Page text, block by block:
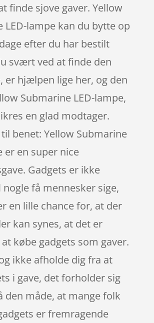
finde sjove gaver. Yellow
LED-lampe kan du bytte op
efter du har bestilt
svært ved at finde den
er hjælpen lige her, og den
Submarine LED-lampe,
en glad modtager.
benet: Yellow Submarine
er en super nice
Gadgets er ikke
nogle få mennesker sige,
en lille chance for, at der
kan synes, at det er
købe gadgets som gaver.
ikke afholde dig fra at
i gave, det forholder sig
den måde, at mange folk
er fremragende